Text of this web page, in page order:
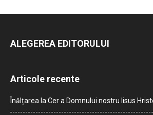
ALEGEREA EDITORULUI
Articole recente
Înălțarea la Cer a Domnului nostru Iisus